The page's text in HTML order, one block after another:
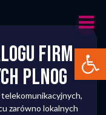
firm
PLNOG
zarówno lokalnych